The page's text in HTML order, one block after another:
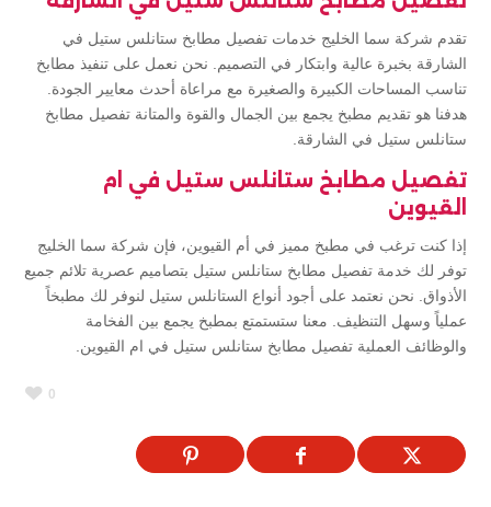
تقدم شركة سما الخليج خدمات تفصيل مطابخ ستانلس ستيل في
الشارقة بخبرة عالية وابتكار في التصميم. نحن نعمل على تنفيذ مطابخ
تناسب المساحات الكبيرة والصغيرة مع مراعاة أحدث معايير الجودة.
هدفنا هو تقديم مطبخ يجمع بين الجمال والقوة والمتانة تفصيل مطابخ
ستانلس ستيل في الشارقة.
تفصيل مطابخ ستانلس ستيل في ام
القيوين
إذا كنت ترغب في مطبخ مميز في أم القيوين، فإن شركة سما الخليج
توفر لك خدمة تفصيل مطابخ ستانلس ستيل بتصاميم عصرية تلائم جميع
الأذواق. نحن نعتمد على أجود أنواع الستانلس ستيل لنوفر لك مطبخاً
عملياً وسهل التنظيف. معنا ستستمتع بمطبخ يجمع بين الفخامة
والوظائف العملية تفصيل مطابخ ستانلس ستيل في ام القيوين.
0